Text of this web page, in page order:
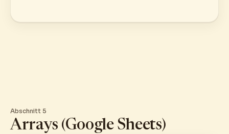
Abschnitt 5
Arrays (Google Sheets)